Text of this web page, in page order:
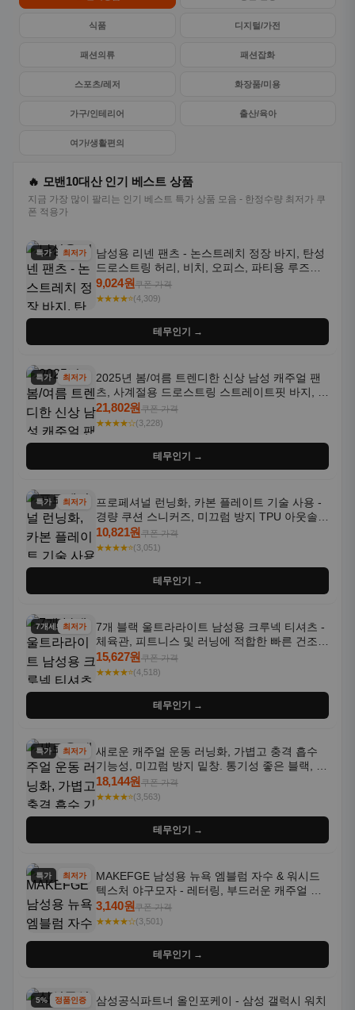
식품 디지털/가전
패션의류 패션잡화
스포츠/레저 화장품/미용
가구/인테리어 출산/육아
여가/생활편의
🔥 모밴10대산 인기 베스트 상품
지금 가장 많이 팔리는 인기 베스트 특가 상품 모음 - 한정수량 최저가 쿠
폰 적용가
특가 최저가
남성용 리넨 팬츠 - 논스트레치 정장 바지, 탄성
드로스트링 허리, 비치, 오피스, 파티용 루즈핏
트라우저 - 세탁기 사용 가능한 캐주얼 정장 의
상
9,024원쿠폰 가격
★★★★⭐(4,309)
테무인기 →
특가 최저가
2025년 봄/여름 트렌디한 신상 남성 캐주얼 팬
츠, 사계절용 드로스트링 스트레이트핏 바지, 한
국 스타일, 활용도 높은 아웃도어 및 정장용, 발
목 바지
21,802원쿠폰 가격
★★★★☆(3,228)
테무인기 →
특가 최저가
프로페셔널 런닝화, 카본 플레이트 기술 사용 -
경량 쿠션 스니커즈, 미끄럼 방지 TPU 아웃솔,
통기성 화이트-퍼플 그라데이션, 헬스, 트레이
닝 - 남성용, 여성용, 모든 계절에 적합
10,821원쿠폰 가격
★★★★⭐(3,051)
테무인기 →
7개세트최저가
7개 블랙 울트라라이트 남성용 크루넥 티셔츠 -
체육관, 피트니스 및 러닝에 적합한 빠른 건조,
통기성 좋은 수분 흡수 반팔 운동복
15,627원쿠폰 가격
★★★★⭐(4,518)
테무인기 →
특가 최저가
새로운 캐주얼 운동 러닝화, 가볍고 충격 흡수
기능성, 미끄럼 방지 밑창. 통기성 좋은 블랙, 화
이트, 퍼플 그라데이션 색상
18,144원쿠폰 가격
★★★★⭐(3,563)
테무인기 →
특가 최저가
MAKEFGE 남성용 뉴욕 엠블럼 자수 & 워시드
텍스처 야구모자 - 레터링, 부드러운 캐주얼 모
자, NYC 스타일
3,140원쿠폰 가격
★★★★☆(3,501)
테무인기 →
5% 할인정품인증
삼성공식파트너 올인포케이 - 삼성 갤럭시 워치